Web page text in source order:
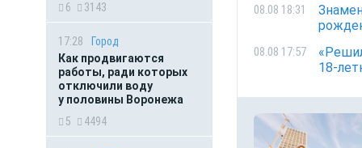
6
3143
17:28
Город
Как продвигаются
работы, ради которых
отключили воду
у половины Воронежа
5
4494
08.08 18:31
08.08 17:57
18-